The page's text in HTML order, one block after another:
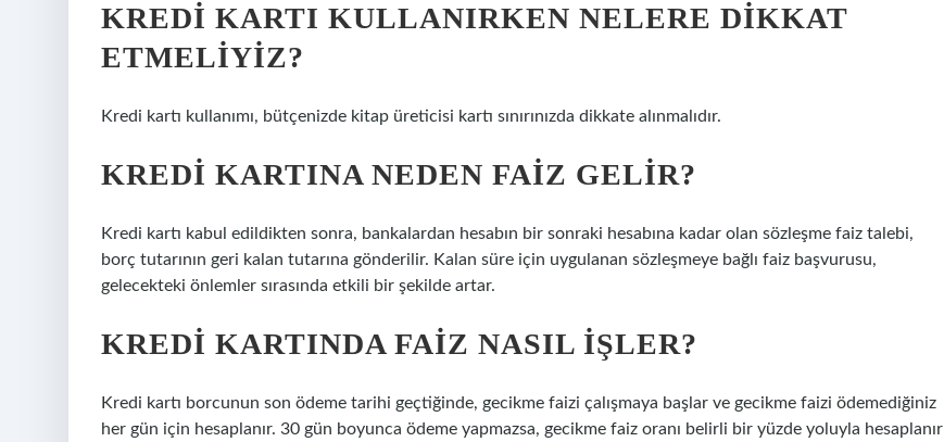
KREDI KARTI KULLANIRKEN NELERE DIKKAT
ETMELIYIZ?
Kredi kartı kullanımı, bütçenizde kitap üreticisi kartı sınırınızda dikkate alınmalıdır.
KREDI KARTINA NEDEN FAIZ GELIR?
Kredi kartı kabul edildikten sonra, bankalardan hesabın bir sonraki hesabına kadar olan sözleşme faiz talebi,
borç tutarının geri kalan tutarına gönderilir. Kalan süre için uygulanan sözleşmeye bağlı faiz başvurusu,
gelecekteki önlemler sırasında etkili bir şekilde artar.
KREDI KARTINDA FAIZ NASIL IŞLER?
Kredi kartı borcunun son ödeme tarihi geçtiğinde, gecikme faizi çalışmaya başlar ve gecikme faizi ödemediğiniz
her gün için hesaplanır. 30 gün boyunca ödeme yapmazsa, gecikme faiz oranı belirli bir yüzde yoluyla hesaplanır